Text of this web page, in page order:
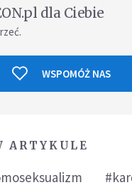
dla Ciebie
WSPOMÓŻ NAS
ARTYKULE